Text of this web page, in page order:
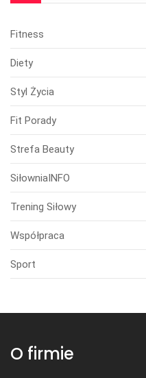
Fitness
Diety
Styl Życia
Fit Porady
Strefa Beauty
SiłowniaINFO
Trening Siłowy
Współpraca
Sport
O firmie